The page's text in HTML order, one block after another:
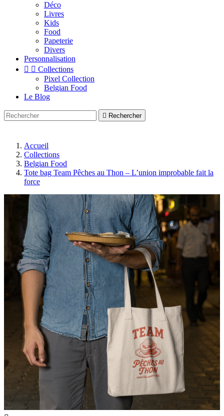
Déco
Livres
Kids
Food
Papeterie
Divers
Personnalisation
  Collections
Pixel Collection
Belgian Food
Le Blog
 Rechercher
Accueil
Collections
Belgian Food
Tote bag Team Pêches au Thon – L’union improbable fait la
force